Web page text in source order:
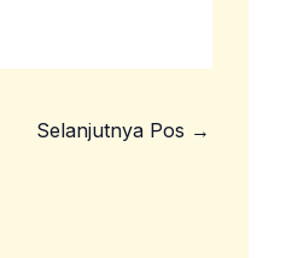
Selanjutnya Pos →